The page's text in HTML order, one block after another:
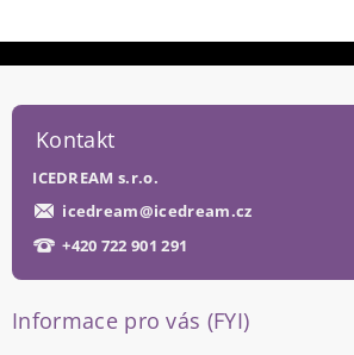
Kontakt
ICEDREAM s.r.o.
icedream@icedream.cz
+420 722 901 291
Informace pro vás (FYI)